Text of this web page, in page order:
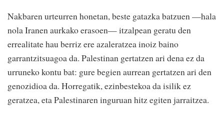
Nakbaren urteurren honetan, beste gatazka batzuen —hala
nola Iranen aurkako erasoen— itzalpean geratu den
errealitate hau berriz ere azaleratzea inoiz baino
garrantzitsuagoa da. Palestinan gertatzen ari dena ez da
urruneko kontu bat: gure begien aurrean gertatzen ari den
genozidioa da. Horregatik, ezinbestekoa da isilik ez
geratzea, eta Palestinaren inguruan hitz egiten jarraitzea.